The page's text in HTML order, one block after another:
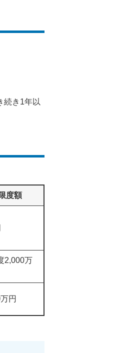
続き1年以
度額
2,000万
円